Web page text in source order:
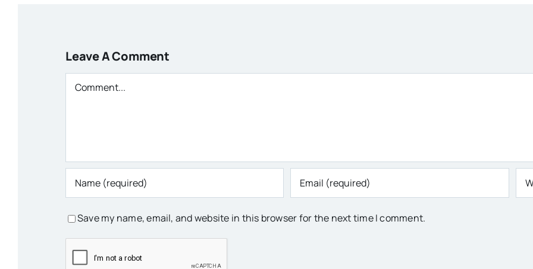
Leave A Comment
Comment
Save my name, email, and website in this browser for the next time I comment.